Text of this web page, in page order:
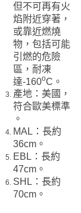
但不可再有火
焰附近穿著，
或靠近燃燒
物，包括可能
引燃的危險
區，耐凍
達-160oC。
產地：美國，
符合歐美標準
。
MAL：長約
36cm。
EBL：長約
47cm。
SHL：長約
70cm。